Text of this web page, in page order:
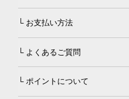
└ お支払い方法
└ よくあるご質問
└ ポイントについて